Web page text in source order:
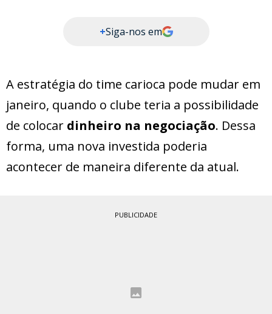
+Siga-nos em
A estratégia do time carioca pode mudar em
janeiro, quando o clube teria a possibilidade
de colocar dinheiro na negociação. Dessa
forma, uma nova investida poderia
acontecer de maneira diferente da atual.
PUBLICIDADE